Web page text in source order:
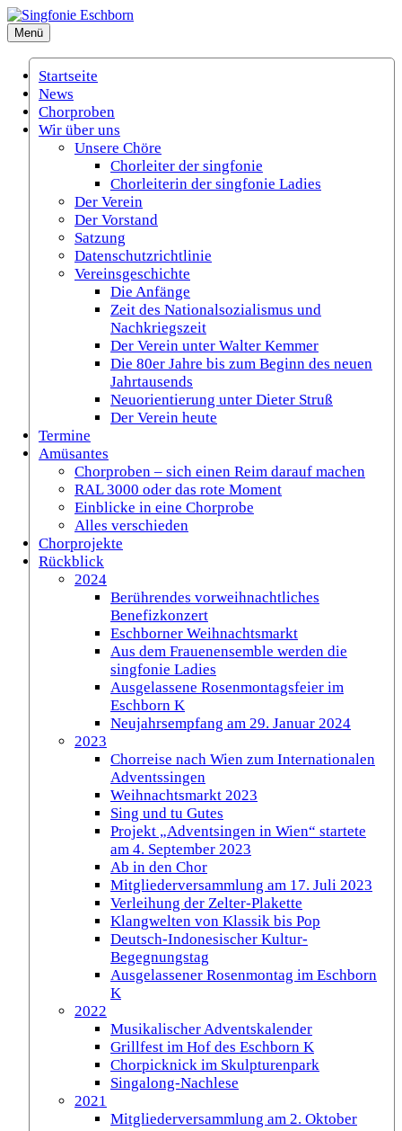
Zum
Inhalt
springen
Singfonie Eschborn
(Gemischter Chor Eschborn e.V.)
Menü
Startseite
News
Chorproben
Wir über uns
Unsere Chöre
Chorleiter der singfonie
Chorleiterin der singfonie Ladies
Der Verein
Der Vorstand
Satzung
Datenschutzrichtlinie
Vereinsgeschichte
Die Anfänge
Zeit des Nationalsozialismus und
Nachkriegszeit
Der Verein unter Walter Kemmer
Die 80er Jahre bis zum Beginn des neuen
Jahrtausends
Neuorientierung unter Dieter Struß
Der Verein heute
Termine
Amüsantes
Chorproben – sich einen Reim darauf machen
RAL 3000 oder das rote Moment
Einblicke in eine Chorprobe
Alles verschieden
Chorprojekte
Rückblick
2024
Berührendes vorweihnachtliches
Benefizkonzert
Eschborner Weihnachtsmarkt
Aus dem Frauenensemble werden die
singfonie Ladies
Ausgelassene Rosenmontagsfeier im
Eschborn K
Neujahrsempfang am 29. Januar 2024
2023
Chorreise nach Wien zum Internationalen
Adventssingen
Weihnachtsmarkt 2023
Sing und tu Gutes
Projekt „Adventsingen in Wien“ startete
am 4. September 2023
Ab in den Chor
Mitgliederversammlung am 17. Juli 2023
Verleihung der Zelter-Plakette
Klangwelten von Klassik bis Pop
Deutsch-Indonesischer Kultur-
Begegnungstag
Ausgelassener Rosenmontag im Eschborn
K
2022
Musikalischer Adventskalender
Grillfest im Hof des Eschborn K
Chorpicknick im Skulpturenpark
Singalong-Nachlese
2021
Mitgliederversammlung am 2. Oktober